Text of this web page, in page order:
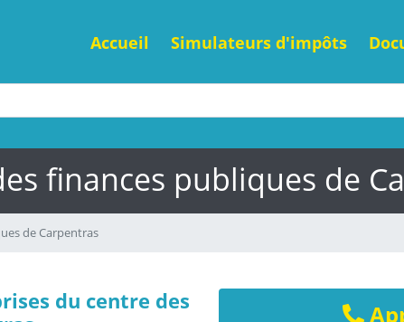
Accueil Simulateurs d'impôts
finances publiques de
de Carpentras
du centre des